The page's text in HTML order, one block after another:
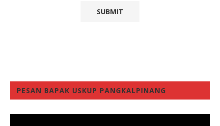
PESAN BAPAK USKUP PANGKALPINANG